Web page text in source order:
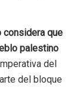
considera que
palestino
del
del bloque